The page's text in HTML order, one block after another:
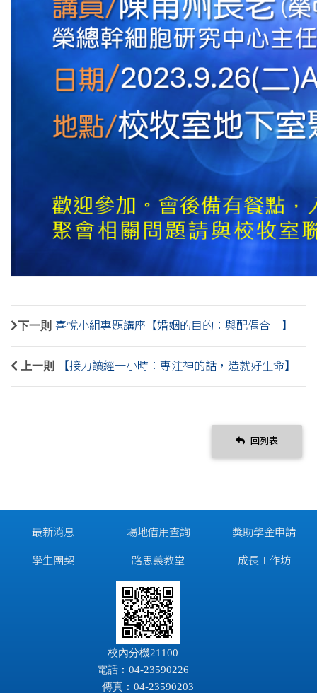
下一則 喜悅小組專題講座【婚姻的目的：與配偶合一】
上一則 【接力讀經一小時：專注神的話，造就好生命】
回列表
最新消息
學生團契
場地借用查詢
路思義教堂
獎助學金申請
成長工作坊
校內分機21100
電話︰04-23590226
傳真︰04-23590203